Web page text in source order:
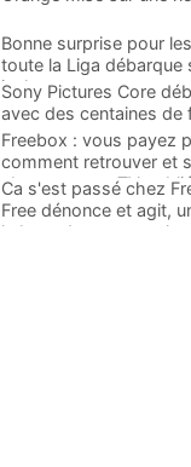
Bonne surprise pour
toute la Liga débarque
inclus
Sony Pictures Core
avec des centaines
Freebox : vous payez
comment retrouver et
abonnements TV
Ca s'est passé chez
Free dénonce et agit,
le bout de son nez